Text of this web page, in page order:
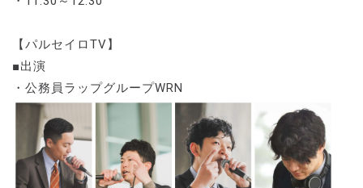
【パルセイロTV】
■出演
・公務員ラップグループWRN